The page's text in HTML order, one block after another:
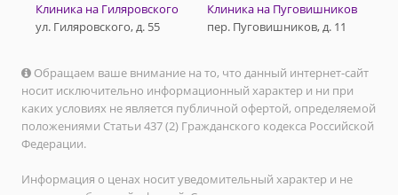
Клиника на Гиляровского
ул. Гиляровского, д. 55
Клиника на Пуговишников
пер. Пуговишников, д. 11
Обращаем ваше внимание на то, что данный интернет-сайт
носит исключительно информационный характер и ни при
каких условиях не является публичной офертой, определяемой
положениями Статьи 437 (2) Гражданского кодекса Российской
Федерации.
Информация о ценах носит уведомительный характер и не